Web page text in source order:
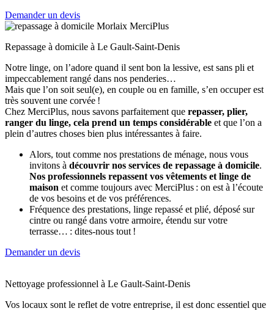
Demander un devis
Repassage à domicile à Le Gault-Saint-Denis
Notre linge, on l’adore quand il sent bon la lessive, est sans pli et
impeccablement rangé dans nos penderies…
Mais que l’on soit seul(e), en couple ou en famille, s’en occuper est
très souvent une corvée !
Chez MerciPlus, nous savons parfaitement que repasser, plier,
ranger du linge, cela prend un temps considérable et que l’on a
plein d’autres choses bien plus intéressantes à faire.
Alors, tout comme nos prestations de ménage, nous vous
invitons à découvrir nos services de repassage à domicile.
Nos professionnels repassent vos vêtements et linge de
maison et comme toujours avec MerciPlus : on est à l’écoute
de vos besoins et de vos préférences.
Fréquence des prestations, linge repassé et plié, déposé sur
cintre ou rangé dans votre armoire, étendu sur votre
terrasse… : dites-nous tout !
Demander un devis
Nettoyage professionnel à Le Gault-Saint-Denis
Vos locaux sont le reflet de votre entreprise, il est donc essentiel que